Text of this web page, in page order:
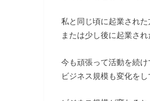
私と同じ頃に起業された
または少し後に起業さ
今も頑張って活動を続け
ビジネス規模も変化を